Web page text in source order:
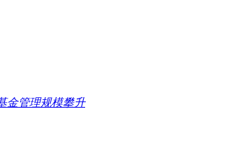
金管理规模攀升